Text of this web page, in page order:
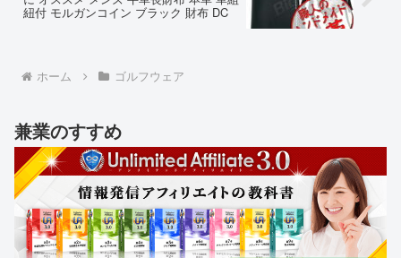
紐付 モルガンコイン ブラック 財布 DC
ホーム ゴルフウェア
兼業のすすめ